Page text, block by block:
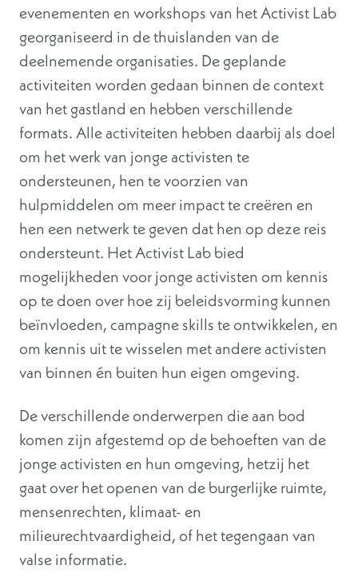
evenementen en workshops van het Activist Lab
georganiseerd in de thuislanden van de
deelnemende organisaties. De geplande
activiteiten worden gedaan binnen de context
van het gastland en hebben verschillende
formats. Alle activiteiten hebben daarbij als doel
om het werk van jonge activisten te
ondersteunen, hen te voorzien van
hulpmiddelen om meer impact te creëren en
hen een netwerk te geven dat hen op deze reis
ondersteunt. Het Activist Lab bied
mogelijkheden voor jonge activisten om kennis
op te doen over hoe zij beleidsvorming kunnen
beïnvloeden, campagne skills te ontwikkelen, en
om kennis uit te wisselen met andere activisten
van binnen én buiten hun eigen omgeving.
De verschillende onderwerpen die aan bod
komen zijn afgestemd op de behoeften van de
jonge activisten en hun omgeving, hetzij het
gaat over het openen van de burgerlijke ruimte,
mensenrechten, klimaat- en
milieurechtvaardigheid, of het tegengaan van
valse informatie.